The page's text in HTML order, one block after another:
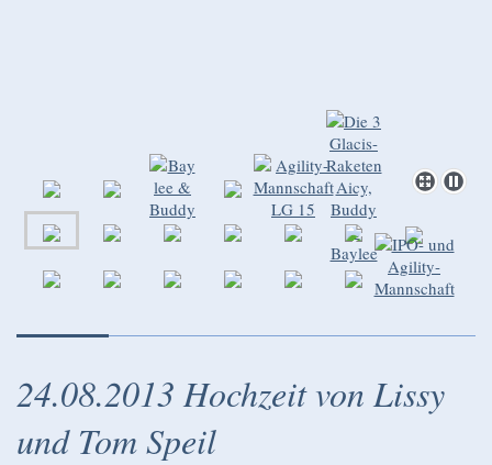
24.08.2013 Hochzeit von Lissy
und Tom Speil